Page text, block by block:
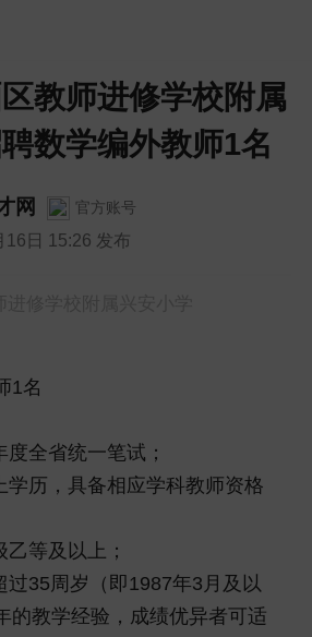
教师进修学校附属
数学编外教师1名
网 官方账号
16日 15:26 发布
1名
全省统一笔试；
学历，具备相应学科教师资格
等及以上；
过35周岁（即1987年3月及以
的教学经验，成绩优异者可适